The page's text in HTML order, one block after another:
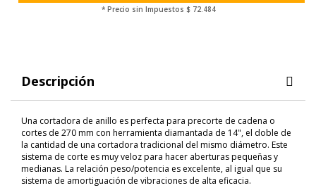
* Precio sin Impuestos $ 72.484
Descripción
Una cortadora de anillo es perfecta para precorte de cadena o
cortes de 270 mm con herramienta diamantada de 14", el doble de
la cantidad de una cortadora tradicional del mismo diámetro. Este
sistema de corte es muy veloz para hacer aberturas pequeñas y
medianas. La relación peso/potencia es excelente, al igual que su
sistema de amortiguación de vibraciones de alta eficacia.